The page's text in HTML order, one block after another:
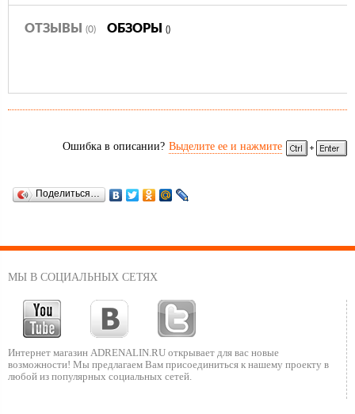
принадлежностей. <br />
*Сертификат ГИМС<br />
ОТЗЫВЫ (0) ОБЗОРЫ ()
Ошибка в описании? Выделите ее и нажмите
Поделиться…
МЫ В СОЦИАЛЬНЫХ СЕТЯХ
Интернет магазин ADRENALIN.RU открывает для вас новые
возможности! Мы предлагаем Вам присоединиться к нашему проекту в
любой из популярных социальных сетей.